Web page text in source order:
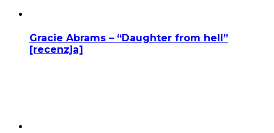
Gracie Abrams – “Daughter from hell”
[recenzja]